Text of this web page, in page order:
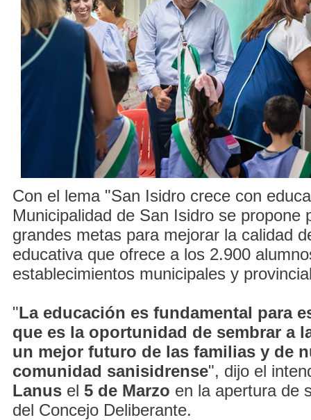
Con el lema "San Isidro crece con
Municipalidad de San Isidro se propone
grandes metas para mejorar la calidad
educativa que ofrece a los 2.900
establecimientos municipales y
"La educación es fundamental para
que es la oportunidad de sembrar a
un mejor futuro de las familias y de
comunidad sanisidrense", dijo el
Lanusel 5 de Marzo en la apertura de
del Concejo Deliberante.